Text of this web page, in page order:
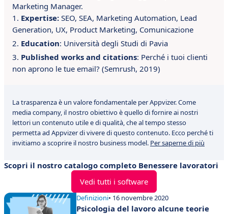
Marketing Manager.
Expertise: SEO, SEA, Marketing Automation, Lead
Generation, UX, Product Marketing, Comunicazione
Education: Università degli Studi di Pavia
Published works and citations: Perché i tuoi clienti
non aprono le tue email? (Semrush, 2019)
La trasparenza è un valore fondamentale per Appvizer. Come
media company, il nostro obiettivo è quello di fornire ai nostri
lettori un contenuto utile e di qualità, che al tempo stesso
permetta ad Appvizer di vivere di questo contenuto. Ecco perché ti
invitiamo a scoprire il nostro business model. Per saperne di più
Scopri il nostro catalogo completo Benessere lavoratori
Vedi tutti i software
Definizioni• 16 novembre 2020
Psicologia del lavoro alcune teorie